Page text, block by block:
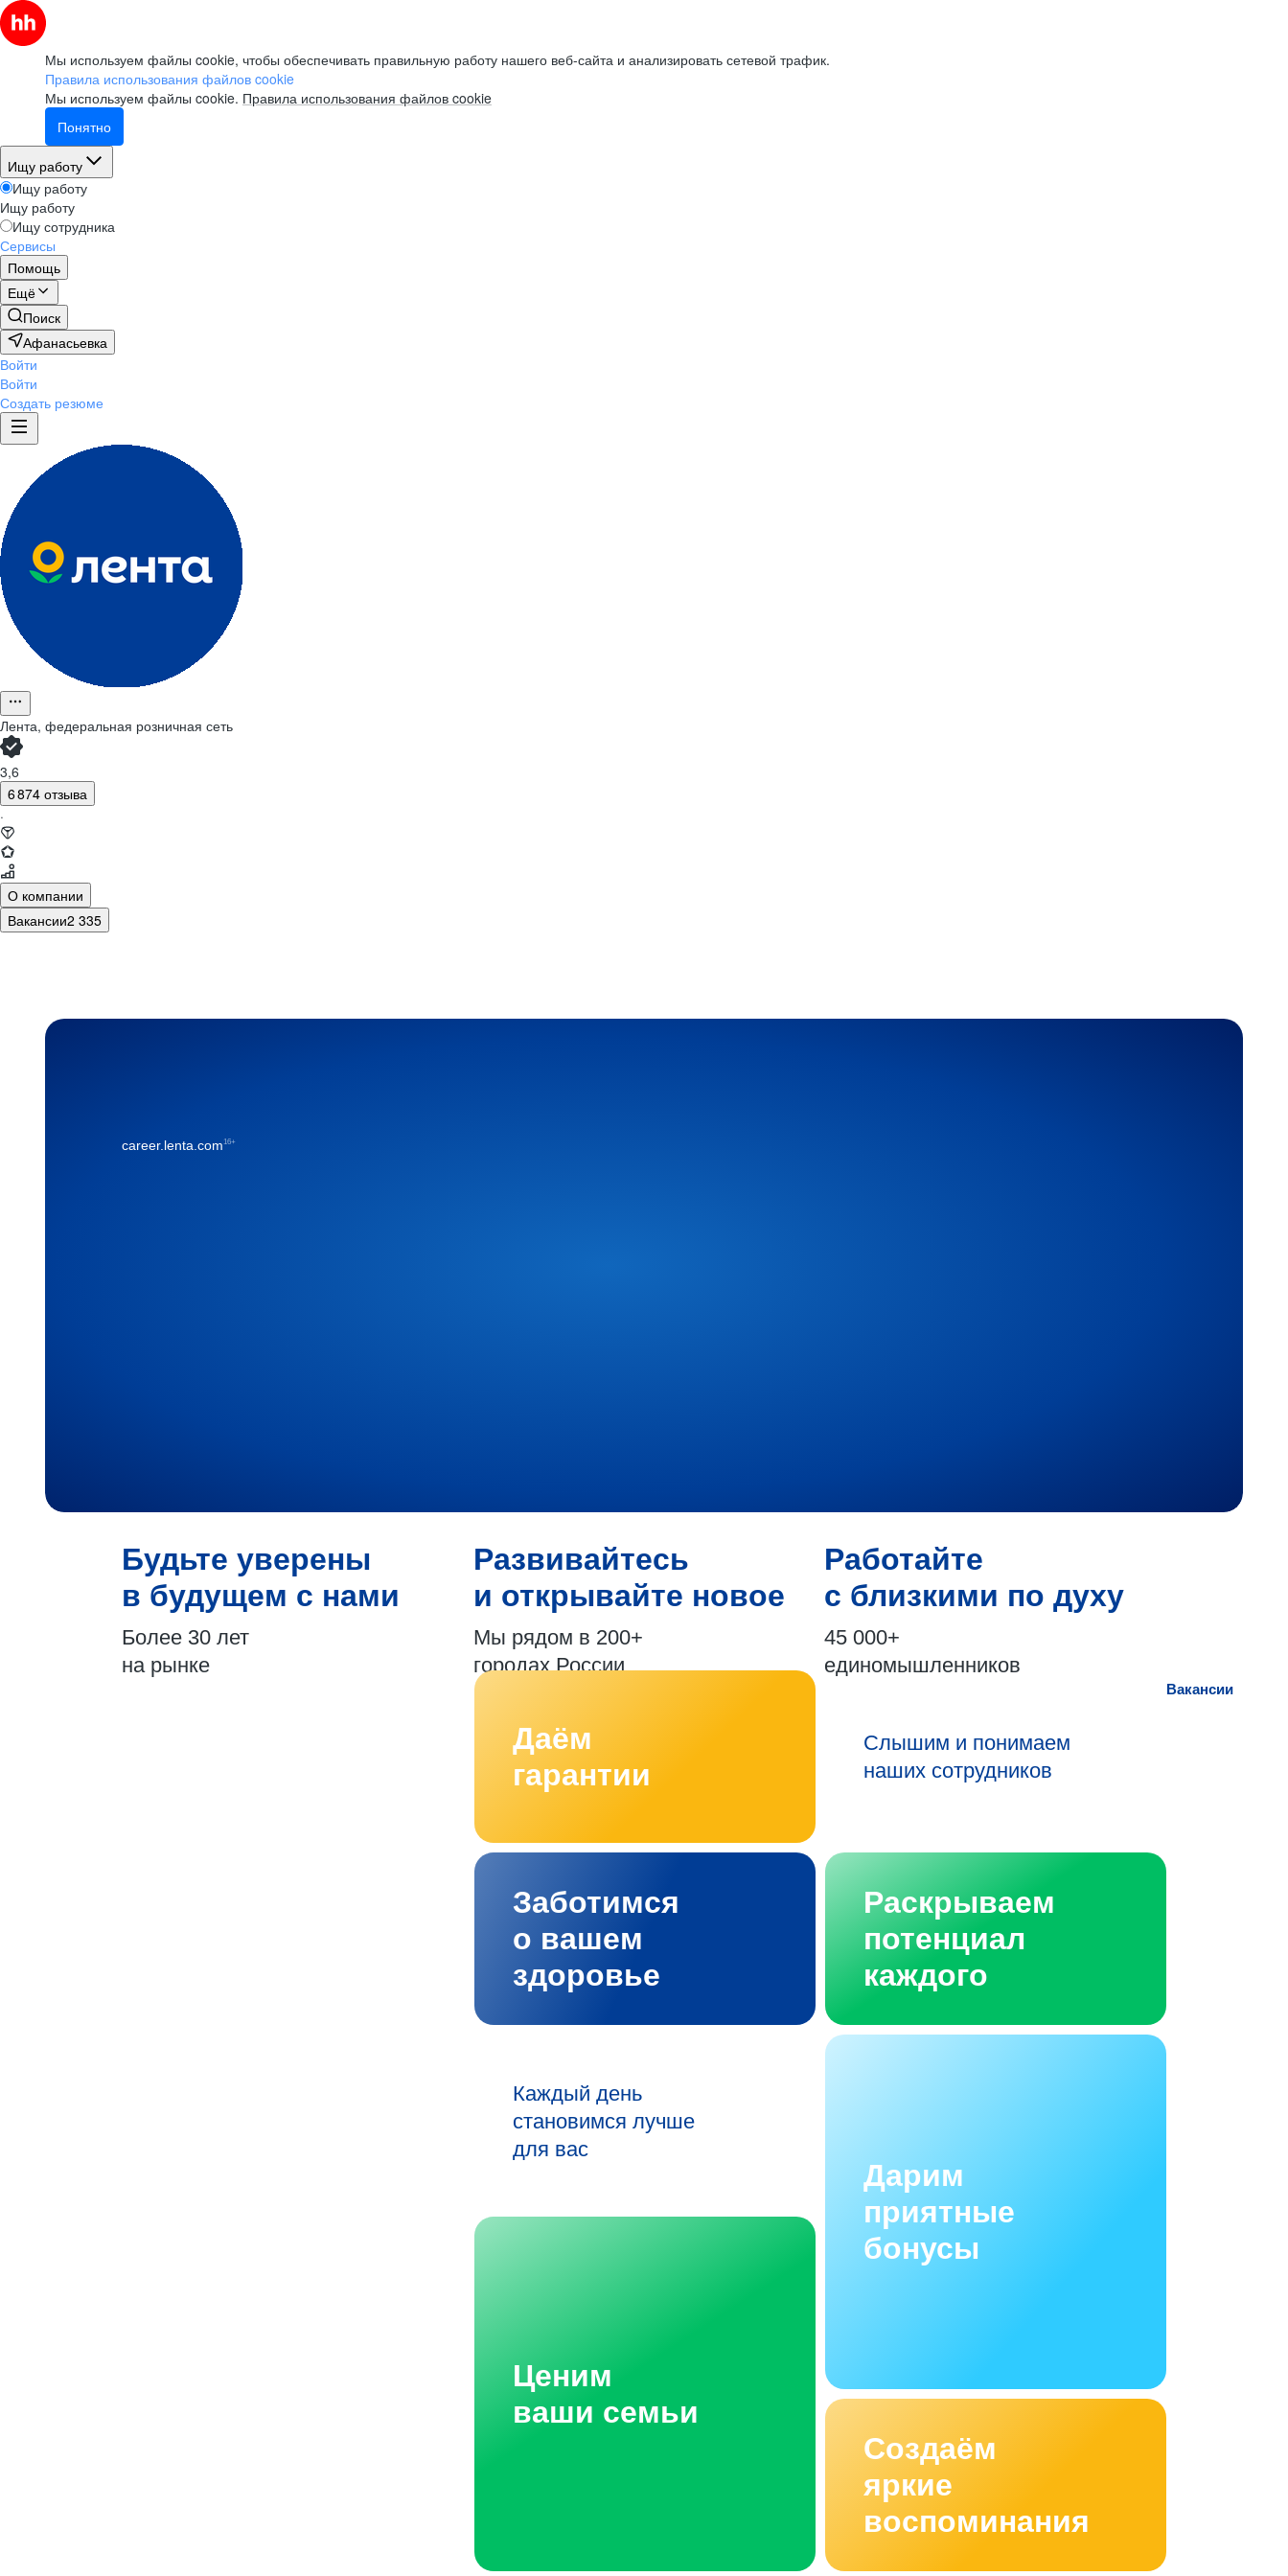
Мы используем файлы cookie, чтобы обеспечивать правильную работу нашего веб-сайта и анализировать сетевой трафик.
Правила использования файлов cookie
Мы используем файлы cookie. Правила использования файлов cookie
Понятно
Ищу работу
Ищу работу
Ищу работу
Ищу сотрудника
Сервисы
Помощь
Ещё
Поиск
Афанасьевка
Войти
Войти
Создать резюме
Лента, федеральная розничная сеть
3,6
6 874 отзыва
·
О компании
Вакансии2 335
career.lenta.com16+
Будьте уверены
в будущем с нами
Более 30 лет
на рынке
Развивайтесь
и открывайте новое
Мы рядом в 200+
городах России
Работайте
с близкими по духу
45 000+
единомышленников
Вакансии
Даём
гарантии
Слышим и понимаем
наших сотрудников
Заботимся
о вашем
здоровье
Раскрываем
потенциал
каждого
Каждый день
становимся лучше
для вас
Дарим
приятные
бонусы
Ценим
ваши семьи
Создаём
яркие
воспоминания